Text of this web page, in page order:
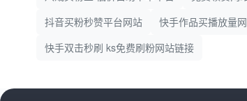
抖音买粉秒赞平台网站
快手作品买播放量
快手双击秒刷 ks免费刷粉网站链接